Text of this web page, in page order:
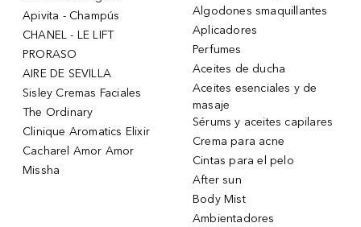
Apivita - Champús
CHANEL - LE LIFT
PRORASO
AIRE DE SEVILLA
Sisley Cremas Faciales
The Ordinary
Clinique Aromatics Elixir
Cacharel Amor Amor
Missha
Algodones smaquillantes
Aplicadores
Perfumes
Aceites de ducha
Aceites esenciales y de
masaje
Sérums y aceites capilares
Crema para acne
Cintas para el pelo
After sun
Body Mist
Ambientadores